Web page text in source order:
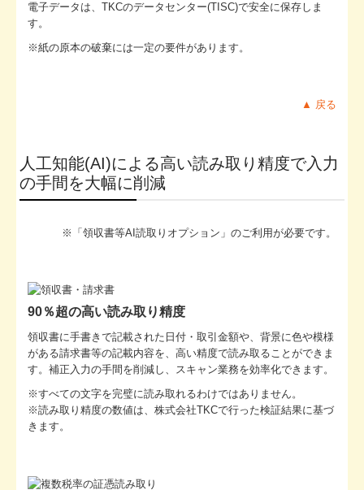
電子データは、TKCのデータセンター(TISC)で安全に保存しま
す。
※紙の原本の破棄には一定の要件があります。
▲ 戻る
人工知能(AI)による高い読み取り精度で入力
の手間を大幅に削減
※「領収書等AI読取りオプション」のご利用が必要です。
90％超の高い読み取り精度
領収書に手書きで記載された日付・取引金額や、背景に色や模様
がある請求書等の記載内容を、高い精度で読み取ることができま
す。補正入力の手間を削減し、スキャン業務を効率化できます。
※すべての⽂字を完璧に読み取れるわけではありません。
※読み取り精度の数値は、株式会社TKCで⾏った検証結果に基づ
きます。